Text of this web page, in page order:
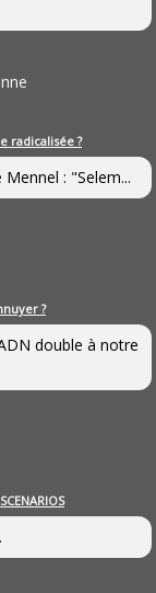
radicalisée ?
: "Selem...
?
double à notre